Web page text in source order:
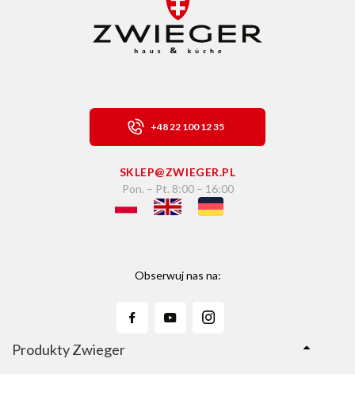
+48 22 100 12 35
SKLEP@ZWIEGER.PL
Pon. – Pt. 8:00 – 16:00
Obserwuj nas na:
Produkty Zwieger